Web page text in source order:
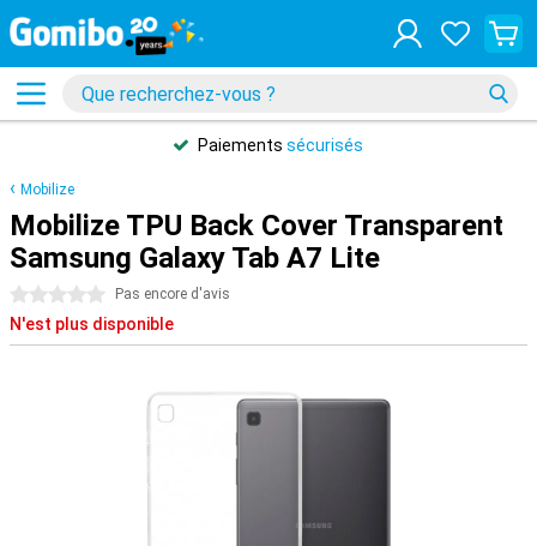
31 jours de retours
Mobilize
Mobilize TPU Back Cover Transparent
Samsung Galaxy Tab A7 Lite
0 étoiles Pas encore d'avis
N'est plus disponible